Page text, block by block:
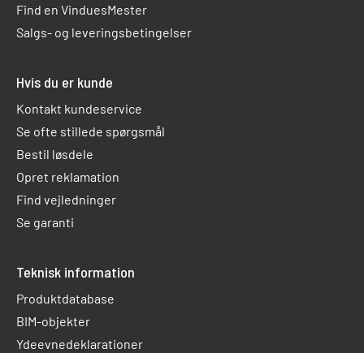
Find en VinduesMester
Salgs- og leveringsbetingelser
Hvis du er kunde
Kontakt kundeservice
Se ofte stillede spørgsmål
Bestil løsdele
Opret reklamation
Find vejledninger
Se garanti
Teknisk information
Produktdatabase
BIM-objekter
Ydeevnedeklarationer